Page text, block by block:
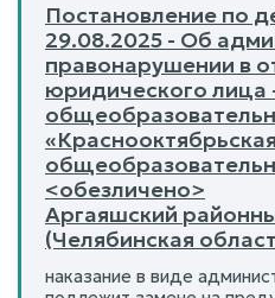
Постановление по
29.08.2025 - Об
правонарушении в
юридического
<обезличено>
Аргаяшский
(Челябинская
наказание в виде